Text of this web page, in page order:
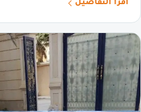
اقرأ التفاصيل